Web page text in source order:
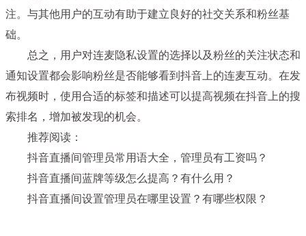
注。与其他用户的互动有助于建立良好的社交关系和粉丝基
础。
总之，用户对连麦隐私设置的选择以及粉丝的关注状态和
通知设置都会影响粉丝是否能够看到抖音上的连麦互动。在发
布视频时，使用合适的标签和描述可以提高视频在抖音上的搜
索排名，增加被发现的机会。
推荐阅读：
抖音直播间管理员常用语大全，管理员有工资吗？
抖音直播间蓝牌等级怎么提高？有什么用？
抖音直播间设置管理员在哪里设置？有哪些权限？